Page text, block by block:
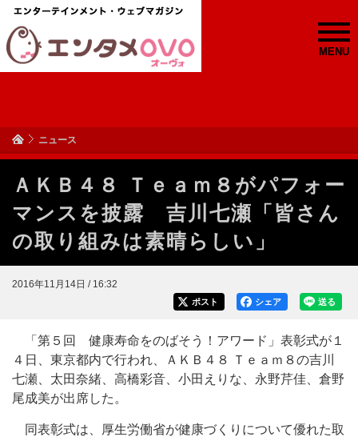
MENU
ニュース
ＡＫＢ４８ Ｔｅａｍ８がパフォー
マンスを披露 吉川七瀬「皆さん
の取り組みは素晴らしい」
2016年11月14日 / 16:32
送る
シェア
ポスト
「第５回 健康寿命をのばそう！アワード」表彰式が１
４日、東京都内で行われ、ＡＫＢ４８ Ｔｅａｍ８の吉川
七瀬、太田奈緒、高橋彩音、小田えりな、永野芹佳、倉野
尾成美が出席した。
同表彰式は、厚生労働省が健康づくりについて優れた取